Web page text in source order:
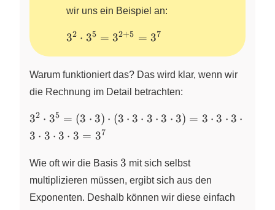
wir uns ein Beispiel an:
3^2
3^{2+5}
= 3^7
32 ⋅ 35 = 32+5 = 37
Warum funktioniert das? Das wird klar, wenn wir
die Rechnung im Detail betrachten:
3^2
\cdot
\left(
\cdot
3
32 ⋅ 35 = (3 ⋅ 3) ⋅ (3 ⋅ 3 ⋅ 3 ⋅ 3 ⋅ 3) = 3 ⋅ 3 ⋅ 3 ⋅
3 ⋅ 3 ⋅ 3 ⋅ 3 = 37
Wie oft wir die Basis 3
3 mit sich selbst
multiplizieren müssen, ergibt sich aus den
Exponenten. Deshalb können wir diese einfach